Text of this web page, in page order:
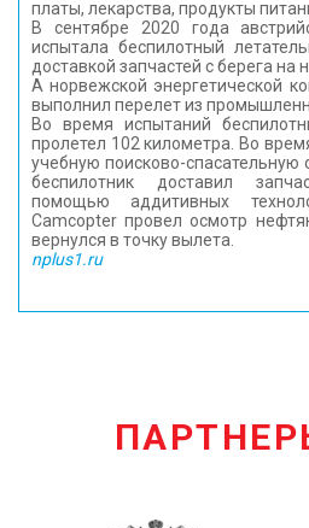
платы, лекарства, продукты
В сентябре 2020 года
испытала беспилотный
доставкой запчастей с берега на
A норвежской энергетической
выполнил перелет из
Во время испытаний
пролетел 102 километра. Во
учебную поисково-
беспилотник доставил
помощью аддитивных
Camcopter провел осмотр
вернулся в точку вылета.
nplus1.ru